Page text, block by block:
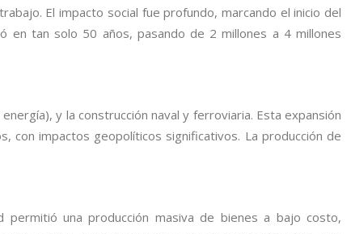
El impacto social fue profundo, marcando el inicio del
en tan solo 50 años, pasando de 2 millones a 4 millones
y la construcción naval y ferroviaria. Esta expansión
con impactos geopolíticos significativos. La producción de
una producción masiva de bienes a bajo costo,